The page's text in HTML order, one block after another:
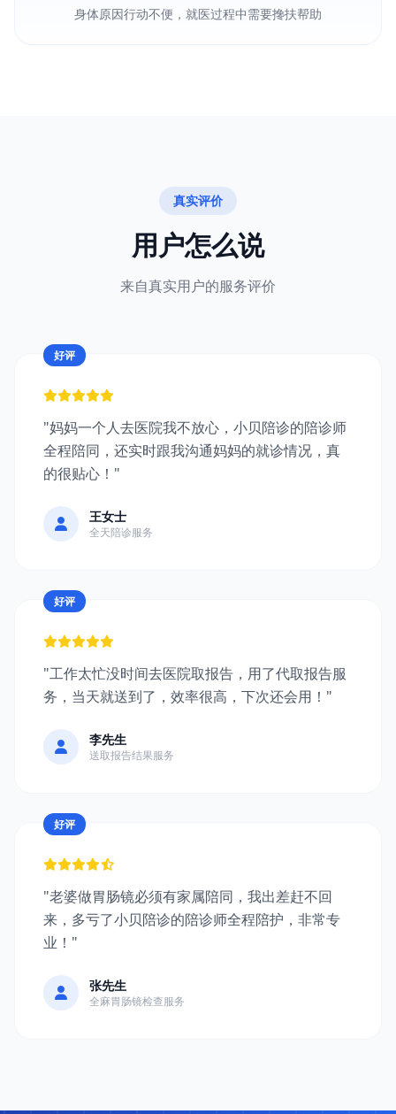
身体原因行动不便，就医过程中需要搀扶帮助
真实评价
用户怎么说
来自真实用户的服务评价
好评
"妈妈一个人去医院我不放心，小贝陪诊的陪诊师
全程陪同，还实时跟我沟通妈妈的就诊情况，真
的很贴心！"
王女士
全天陪诊服务
好评
"工作太忙没时间去医院取报告，用了代取报告服
务，当天就送到了，效率很高，下次还会用！"
李先生
送取报告结果服务
好评
"老婆做胃肠镜必须有家属陪同，我出差赶不回
来，多亏了小贝陪诊的陪诊师全程陪护，非常专
业！"
张先生
全麻胃肠镜检查服务